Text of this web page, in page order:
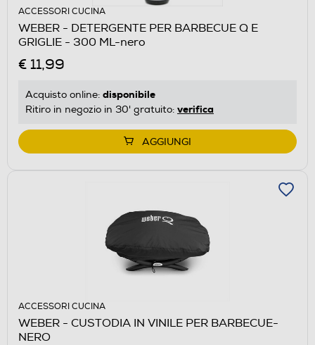
ACCESSORI CUCINA
WEBER - DETERGENTE PER BARBECUE Q E
GRIGLIE - 300 ML-nero
€ 11,99
Acquisto online: disponibile
Ritiro in negozio in 30' gratuito: verifica
AGGIUNGI
ACCESSORI CUCINA
WEBER - CUSTODIA IN VINILE PER BARBECUE-
NERO